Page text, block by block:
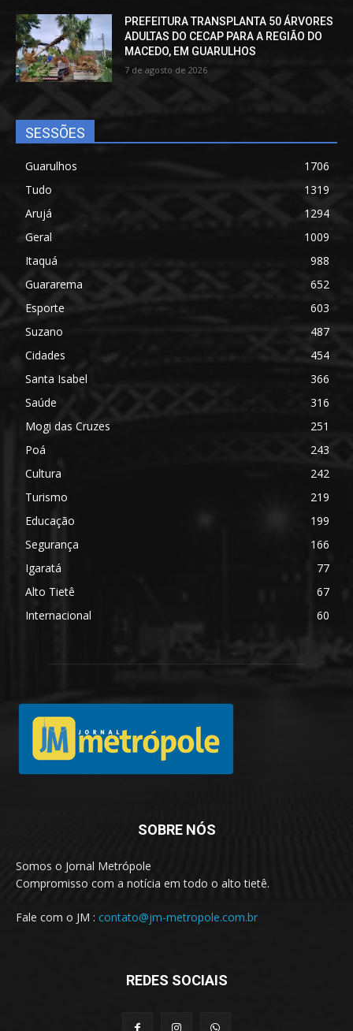
PREFEITURA TRANSPLANTA 50 ÁRVORES
ADULTAS DO CECAP PARA A REGIÃO DO
MACEDO, EM GUARULHOS
7 de agosto de 2026
SESSÕES
Guarulhos
1706
Tudo
1319
Arujá
1294
Geral
1009
Itaquá
988
Guararema
652
Esporte
603
Suzano
487
Cidades
454
Santa Isabel
366
Saúde
316
Mogi das Cruzes
251
Poá
243
Cultura
242
Turismo
219
Educação
199
Segurança
166
Igaratá
77
Alto Tietê
67
Internacional
60
SOBRE NÓS
Somos o Jornal Metrópole
Compromisso com a notícia em todo o alto tietê.
Fale com o JM : contato@jm-metropole.com.br
REDES SOCIAIS